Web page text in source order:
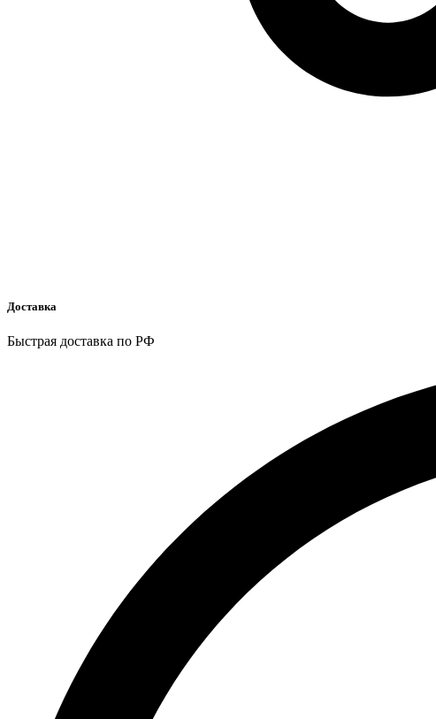
Доставка
Быстрая доставка по РФ